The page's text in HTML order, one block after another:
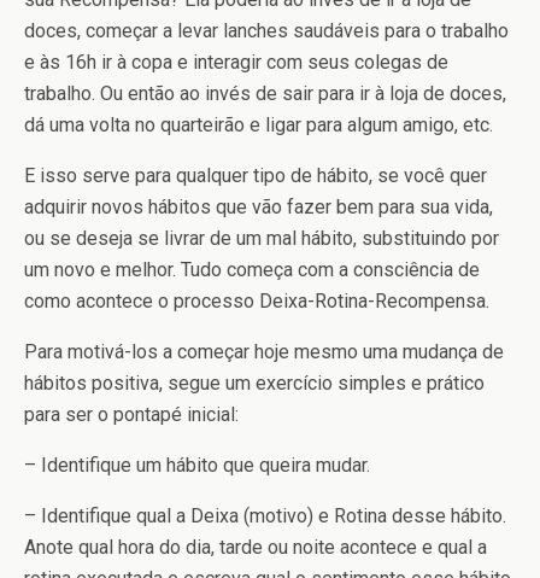
doces, começar a levar lanches saudáveis para o trabalho
e às 16h ir à copa e interagir com seus colegas de
trabalho. Ou então ao invés de sair para ir à loja de doces,
dá uma volta no quarteirão e ligar para algum amigo, etc.
E isso serve para qualquer tipo de hábito, se você quer
adquirir novos hábitos que vão fazer bem para sua vida,
ou se deseja se livrar de um mal hábito, substituindo por
um novo e melhor. Tudo começa com a consciência de
como acontece o processo Deixa-Rotina-Recompensa.
Para motivá-los a começar hoje mesmo uma mudança de
hábitos positiva, segue um exercício simples e prático
para ser o pontapé inicial:
– Identifique um hábito que queira mudar.
– Identifique qual a Deixa (motivo) e Rotina desse hábito.
Anote qual hora do dia, tarde ou noite acontece e qual a